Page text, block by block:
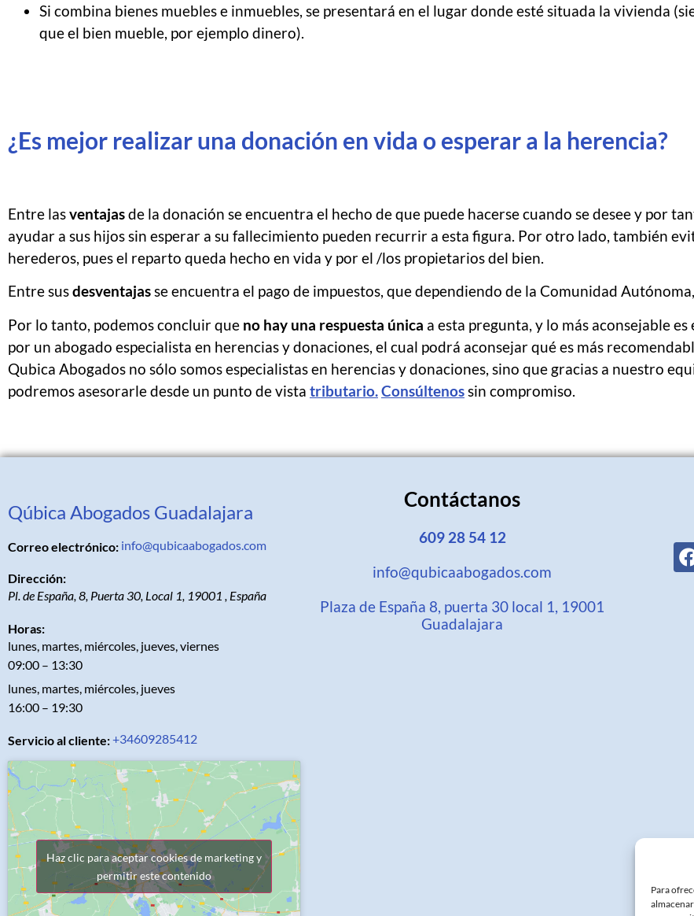
Para
Si combina bienes muebles e inmuebles, se presentará en el lugar donde esté situada la vivienda
que el bien mueble, por ejemplo dinero).
¿Es mejor realizar una donación en vida o esperar a la herencia?
Entre lasventajasde la donación se encuentra el hecho de que puede hacerse cuando se desee y por
ayudar a sus hijos sin esperar a su fallecimiento pueden recurrir a esta figura. Por otro lado, también
herederos, pues el reparto queda hecho en vida y por el /los propietarios del bien.
Entre susdesventajasse encuentra el pago de impuestos, que dependiendo de la Comunidad
Por lo tanto, podemos concluir que no hay una respuesta única a esta pregunta, y lo más aconsejable
por un abogado especialista en herencias y donaciones, el cual podrá aconsejar qué es más
Qubica Abogados no sólo somos especialistas en herencias y donaciones, sino que gracias a nuestro
podremos asesorarle desde un punto de vista tributario.Consúltenossin compromiso.
Qúbica Abogados Guadalajara
Correo electrónico: info@qubicaabogados.com
Dirección:
Pl. de España, 8, Puerta 30, Local 1, 19001 , España
Horas:
lunes, martes, miércoles, jueves, viernes
09:00 – 13:30
lunes, martes, miércoles, jueves
16:00 – 19:30
Servicio al cliente:+34609285412
Haz clic para aceptar cookies de marketing y
permitir este contenido
Contáctanos
609 28 54 12
info@qubicaabogados.com
Plaza de España 8, puerta 30 local 1, 19001
Guadalajara